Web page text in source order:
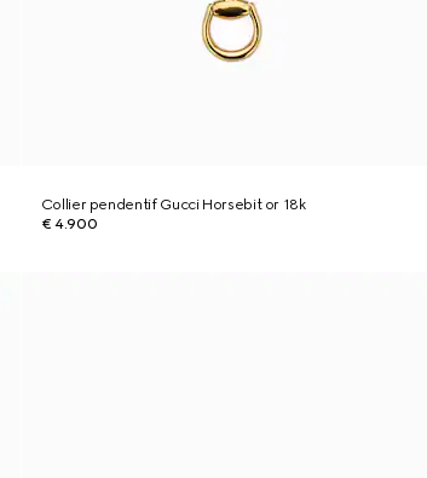
Collier pendentif Gucci Horsebit or 18k
€ 4.900